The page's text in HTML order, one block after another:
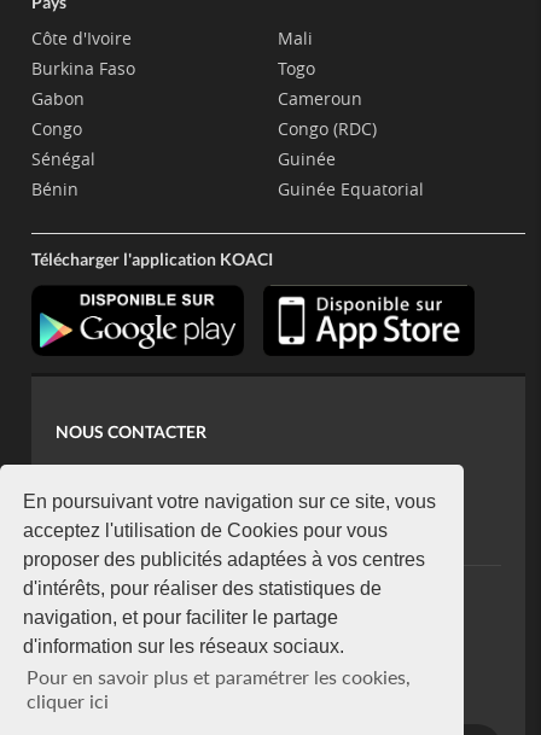
En poursuivant votre navigation sur ce site, vous
acceptez l'utilisation de Cookies pour vous
proposer des publicités adaptées à vos centres
d'intérêts, pour réaliser des statistiques de
navigation, et pour faciliter le partage
d'information sur les réseaux sociaux.
Pour en savoir plus et paramétrer les cookies,
cliquer ici
Côte d'Ivoire
Burkina Faso
Gabon
Congo
Sénégal
Bénin
Mali
Togo
Cameroun
Congo (RDC)
Guinée
Guinée Equatorial
Télécharger l'application KOACI
NOUS CONTACTER
koaci@yahoo.fr
+225 07 08 85 52 93
NEWSLETTER
Restez connecté via notre newsletter
S'abonner
Se désabonner